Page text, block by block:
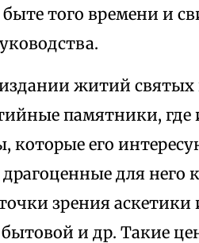
того времени и
житий святых
памятники, где
которые его
для него
зрения аскетики
и др. Такие